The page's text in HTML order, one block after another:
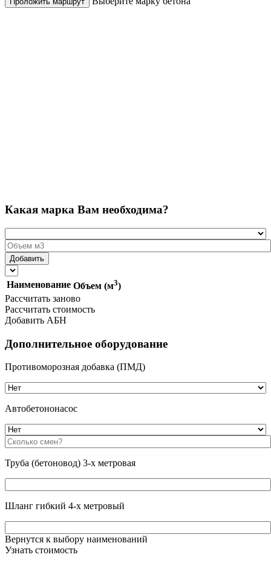
Какая марка Вам необходима?
Наименование Объем (м3)
Рассчитать заново
Рассчитать стоимость
Добавить АБН
Дополнительное оборудование
Противоморозная добавка (ПМД)
Автобетононасос
Труба (бетоновод) 3-х метровая
Шланг гибкий 4-х метровый
Вернутся к выбору наименований
Узнать стоимость